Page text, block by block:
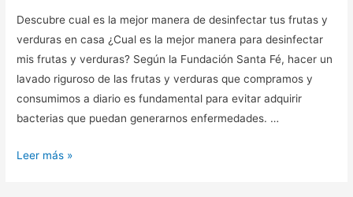
Descubre cual es la mejor manera de desinfectar tus frutas y
verduras en casa ¿Cual es la mejor manera para desinfectar
mis frutas y verduras? Según la Fundación Santa Fé, hacer un
lavado riguroso de las frutas y verduras que compramos y
consumimos a diario es fundamental para evitar adquirir
bacterias que puedan generarnos enfermedades. …
Leer más »